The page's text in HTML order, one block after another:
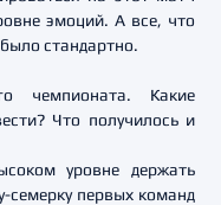
эмоций. А все, что
стандартно.
чемпионата. Какие
Что получилось и
уровне держать
семерку первых команд